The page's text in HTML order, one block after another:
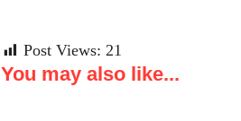
Post Views: 21
You may also like...